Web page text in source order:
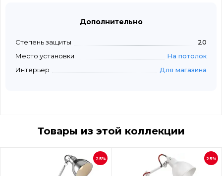
Дополнительно
Степень защиты
20
Место установки
На потолок
Интерьер
Для магазина
Товары из этой коллекции
25% 25%